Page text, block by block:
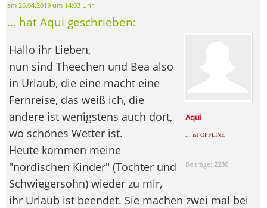
am 26.04.2019 um 14:03 Uhr
... hat Aqui geschrieben:
Aqui
... ist OFFLINE
Beiträge: 2236
Hallo ihr Lieben,
nun sind Theechen und Bea also
in Urlaub, die eine macht eine
Fernreise, das weiß ich, die
andere ist wenigstens auch dort,
wo schönes Wetter ist.
Heute kommen meine
"nordischen Kinder" (Tochter und
Schwiegersohn) wieder zu mir,
ihr Urlaub ist beendet. Sie machen zwei mal bei